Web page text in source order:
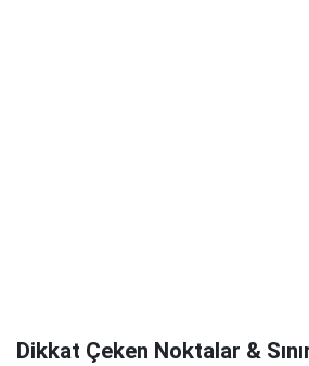
Dikkat Çeken Noktalar &